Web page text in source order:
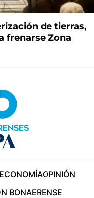
de tierras,
frenarse Zona
ECONOMÍAOPINIÓN
BONAERENSE